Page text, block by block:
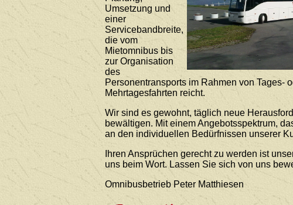
Umsetzung und
einer
Servicebandbreite,
die vom
Mietomnibus bis
zur Organisation
des
Personentransports im Rahmen von Tages-
Mehrtagesfahrten reicht.
Wir sind es gewohnt, täglich neue
bewältigen. Mit einem Angebotsspektrum,
an den individuellen Bedürfnissen unserer
Ihren Ansprüchen gerecht zu werden ist
uns beim Wort. Lassen Sie sich von uns
Omnibusbetrieb Peter Matthiesen